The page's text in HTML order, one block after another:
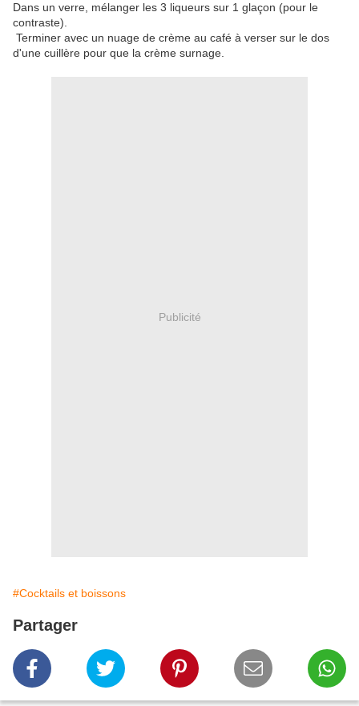
Dans un verre, mélanger les 3 liqueurs sur 1 glaçon (pour le
contraste).
Terminer avec un nuage de crème au café à verser sur le dos
d'une cuillère pour que la crème surnage.
Publicité
#Cocktails et boissons
Partager